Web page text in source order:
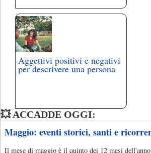
Aggettivi positivi e negativi
per descrivere una persona
💥 ACCADDE OGGI:
Maggio: eventi storici, santi e
Il mese di maggio è il quinto dei 12 mesi